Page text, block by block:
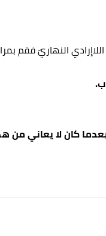
من التبول اللاإرادي
كان لا يعاني من